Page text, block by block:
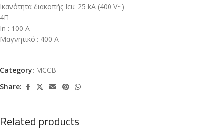
Ικανότητα διακοπής Icu: 25 kA (400 V~)
4Π
In : 100 A
Μαγνητικό : 400 Α
Category: MCCB
Share:
Related products